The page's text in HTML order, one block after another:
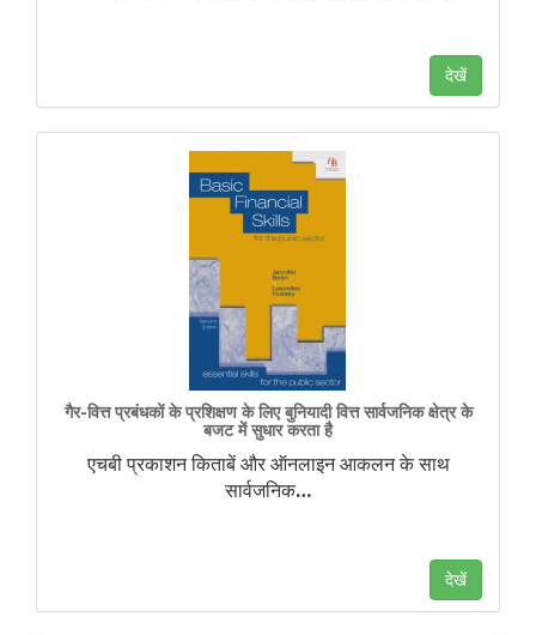
देखें
गैर-वित्त प्रबंधकों के प्रशिक्षण के लिए बुनियादी वित्त सार्वजनिक क्षेत्र के
बजट में सुधार करता है
एचबी प्रकाशन किताबें और ऑनलाइन आकलन के साथ
सार्वजनिक…
देखें